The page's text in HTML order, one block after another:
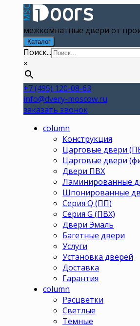
межкомнатные двери от
Каталог
Поиск...
×
+7 (495) 120-08-63
info@dvery-moscow.ru
заказать звонок
column
Конструкция
Царговые двери
Царговые двери
Двери ПВХ
Ламинированные
Шпонированные
Серия Q (ПП)
Серия G (ПВХ)
Двери Эмаль
Багетные двери
Услуги
Установка дверей
Доставка
Гарантия
column
Расцветки
Светлые
Темные